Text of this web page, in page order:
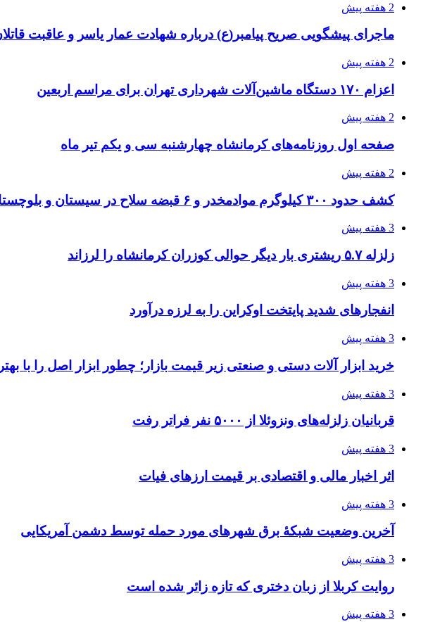
2 هفته پیش
ماجرای پیشگویی صریح پیامبر(ع) درباره شهادت عمار یاسر و عاقبت
2 هفته پیش
اعزام ۱۷۰ دستگاه ماشین‌آلات شهرداری تهران برای مراسم اربعین
2 هفته پیش
صفحه اول روزنامه‌های کرمانشاه چهارشنبه سی و یکم تیر ماه
2 هفته پیش
کشف حدود ۳۰۰ کیلوگرم موادمخدر و ۶ قبضه سلاح در سیستان و بلوچستان
3 هفته پیش
زلزله ۵.۷ ریشتری بار دیگر حوالی کوزران کرمانشاه را لرزاند
3 هفته پیش
انفجارهای شدید پایتخت اوکراین را به لرزه درآورد
3 هفته پیش
خرید ابزار آلات دستی و صنعتی زیر قیمت بازار؛ چطور ابزار اصل را با
3 هفته پیش
قربانیان زلزله‌های ونزوئلا از ۵۰۰۰ نفر فراتر رفت
3 هفته پیش
اثر اخبار مالی و اقتصادی بر قیمت ارزهای فیات
3 هفته پیش
آخرین وضعیت شبکۀ برق شهرهای مورد حمله توسط دشمن آمریکایی
3 هفته پیش
روایت کربلا از زبان دختری که تازه زائر شده است
3 هفته پیش